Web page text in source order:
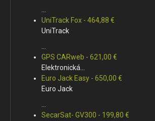
...
UniTrack Fox - 464,88 €
UniTrack
...
GPS CARweb - 621,00 €
Elektronická...
Euro Jack Easy - 650,00 €
Euro Jack
...
SecarSat- GV300 - 199,80 €